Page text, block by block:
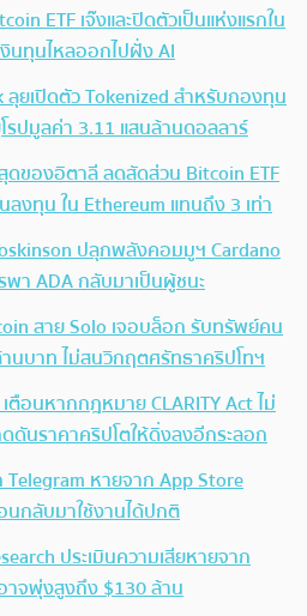
ETF เจ๊งและปิดตัวเป็นแห่งแรกใน
นทุนไหลออกไปฝั่ง AI
ลุยเปิดตัว Tokenized สำหรับกองทุน
รปมูลค่า 3.11 แสนล้านดอลลาร์
ของอิตาลี ลดสัดส่วน Bitcoin ETF
ลงทุน ใน Ethereum แทนถึง 3 เท่า
ปลุกพลังคอมมูฯ Cardano
า ADA กลับมาเป็นผู้ชนะ
สาย Solo เจอบล็อก รับทรัพย์คน
านบาท ไม่สนวิกฤตศรัทธาคริปโทฯ
ตือนหากกฎหมาย CLARITY Act ไม่
ดันราคาคริปโตให้ดิ่งลงอีกระลอก
Telegram หายจาก App Store
นกลับมาใช้งานได้ปกติ
ประเมินความเสียหายจาก
าจพุ่งสูงถึง $130 ล้าน